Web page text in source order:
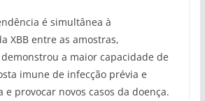
é simultânea à
XBB entre as amostras,
a maior capacidade de
imune de infecção prévia e
e provocar novos casos da doença.